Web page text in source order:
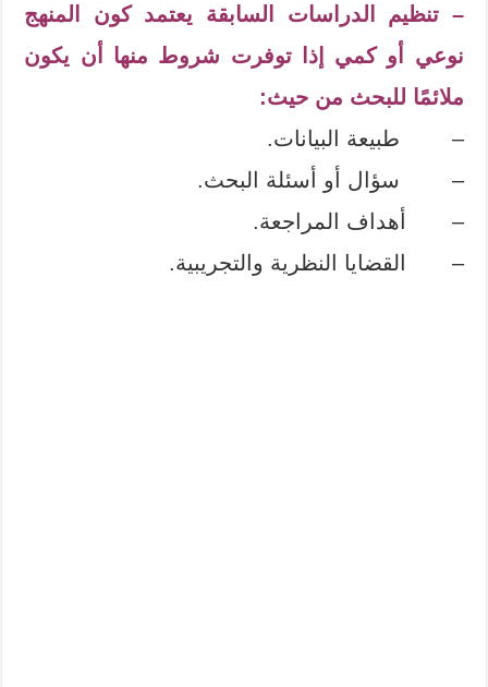
– تنظيم الدراسات السابقة يعتمد كون المنهج
نوعي أو كمي إذا توفرت شروط منها أن يكون
ملائمًا للبحث من حيث:
– طبيعة البيانات.
– سؤال أو أسئلة البحث.
– أهداف المراجعة.
– القضايا النظرية والتجريبية.